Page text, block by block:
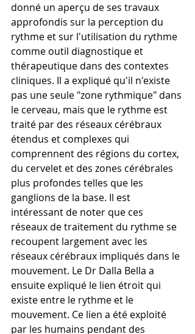
donné un aperçu de ses travaux
approfondis sur la perception du
rythme et sur l'utilisation du rythme
comme outil diagnostique et
thérapeutique dans des contextes
cliniques. Il a expliqué qu'il n'existe
pas une seule "zone rythmique" dans
le cerveau, mais que le rythme est
traité par des réseaux cérébraux
étendus et complexes qui
comprennent des régions du cortex,
du cervelet et des zones cérébrales
plus profondes telles que les
ganglions de la base. Il est
intéressant de noter que ces
réseaux de traitement du rythme se
recoupent largement avec les
réseaux cérébraux impliqués dans le
mouvement. Le Dr Dalla Bella a
ensuite expliqué le lien étroit qui
existe entre le rythme et le
mouvement. Ce lien a été exploité
par les humains pendant des